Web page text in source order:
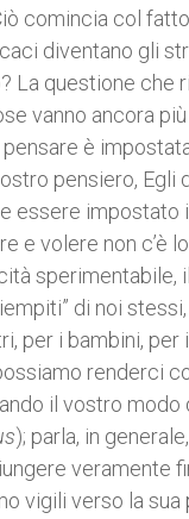
comincia col
diventano gli
La questione che
vanno ancora
è
pensiero, Egli
essere impostato
e volere non c’è
sperimentabile,
di noi
per i bambini, per
renderci
il vostro modo
); parla, in
veramente
vigili verso la sua